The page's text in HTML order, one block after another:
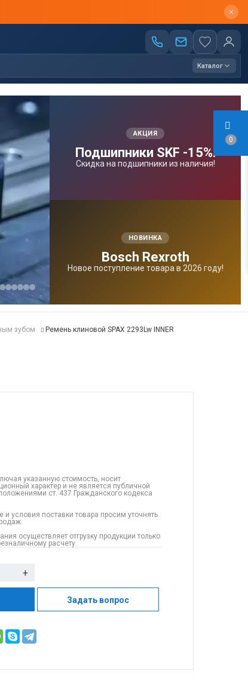
0
Каталог
АКЦИЯ
Подшипники SKF -15%!
Скидка на подшипники из наличия!
НОВИНКА
Bosсh Rexroth
Новое поступление товара в 2026 году!
зубом Ремень клиновой SPAX 2293Lw INNER
указанную стоимость, носит
характер и не является публичной
ст. 437 Гражданского кодекса
и условия поставки товара просим уточнять
осуществляет отгрузку продукции только
расчету.
+
Задать вопрос